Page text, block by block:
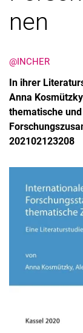
nen
@INCHER
In ihrer
Anna
thematische
202102123208